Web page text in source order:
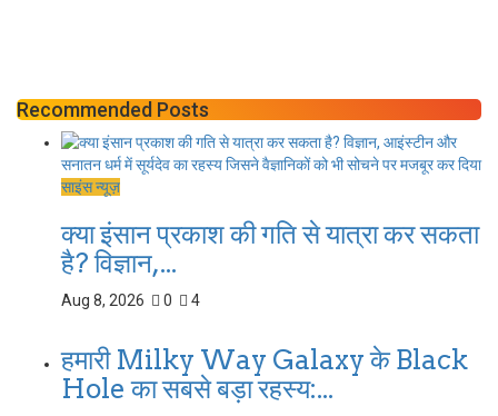
Recommended Posts
साइंस न्यूज़
क्या इंसान प्रकाश की गति से यात्रा कर सकता
है? विज्ञान,...
Aug 8, 2026 0 4
हमारी Milky Way Galaxy के Black
Hole का सबसे बड़ा रहस्य:...